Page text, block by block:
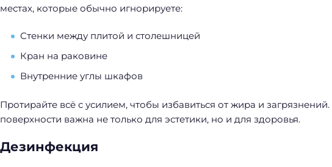
местах, которые обычно игнорируете:
Стенки между плитой и столешницей
Кран на раковине
Внутренние углы шкафов
Протирайте всё с усилием, чтобы избавиться от жира и загрязнений.
поверхности важна не только для эстетики, но и для здоровья.
Дезинфекция